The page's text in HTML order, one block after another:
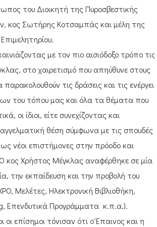
του Διοικητή της Πυροσβεστικής
κος Σωτήρης Κοτσαμπάς και μέλη της
με τον πιο αισιόδοξο τρόπο τις
στο χαιρετισμό που απηύθυνε στους
τις δράσεις και τις ενέργειές
του τόπου μας και όλα τα θέματα που
οι ίδιοι, είτε συνεχίζοντας και
θέση σύμφωνα με τις σπουδές
νέοι επιστήμονες στην πρόοδο και
κος Χρήστος Μέγκλας αναφέρθηκε σε μία
την εκπαίδευση και την προβολή του
Μελέτες, Ηλεκτρονική Βιβλιοθήκη,
Επενδυτικά Προγράμματα κ.π.α.).
επίσημοι τόνισαν ότι ο Έπαινος και η